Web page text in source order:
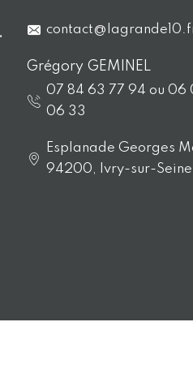
Grégory GEMINEL
07 84 63 77 94 ou 06
06 33
Esplanade Georges
94200, Ivry-sur-Seine